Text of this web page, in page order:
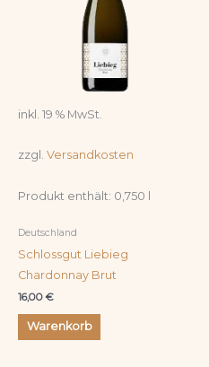
inkl. 19 % MwSt.
zzgl. Versandkosten
Produkt enthält: 0,750
Deutschland
Schlossgut Liebieg
Chardonnay Brut
16,00€
Warenkorb